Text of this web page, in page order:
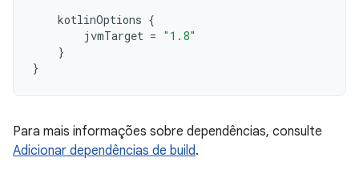
kotlinOptions {
jvmTarget = "1.8"
}
}
Para mais informações sobre dependências, consulte
Adicionar dependências de build.